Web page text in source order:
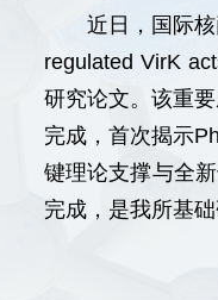
近日，国际
regulated VirK
研究论文。该重
完成，首次揭示
键理论支撑与全
完成，是我所基